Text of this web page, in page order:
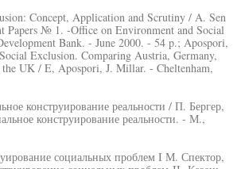
Concept, Application and Scrutiny / A. Sen
Papers № 1. -Office on Environment and Social
Bank. - June 2000. - 54 p.; Apospori,
Exclusion. Comparing Austria, Germany,
the UK / E, Apospori, J. Millar. - Cheltenham,
конструирование реальности / П. Бергер,
конструирование реальности. - М.,
социальных проблем I М. Спектор,